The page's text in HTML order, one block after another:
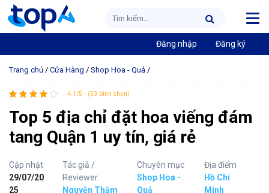
Đăng nhập Đăng ký
Trang chủ / Cửa Hàng / Shop Hoa - Quả /
4.1/5 - (53 bình chọn)
Top 5 địa chỉ đặt hoa viếng đám
tang Quận 1 uy tín, giá rẻ
Cập nhật
29/07/20
25
Tác giả /
Reviewer
Nguyễn Thắm
Chuyên mục
Shop Hoa -
Quả
Địa điểm
Hồ Chí
Minh